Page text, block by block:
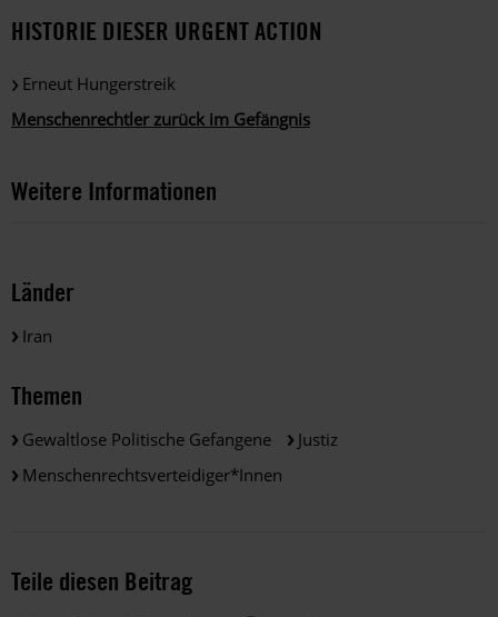
HISTORIE DIESER URGENT ACTION
Erneut Hungerstreik
Menschenrechtler zurück im Gefängnis
Weitere Informationen
Länder
Iran
Themen
Gewaltlose Politische Gefangene
Justiz
Menschenrechtsverteidiger*innen
Teile diesen Beitrag